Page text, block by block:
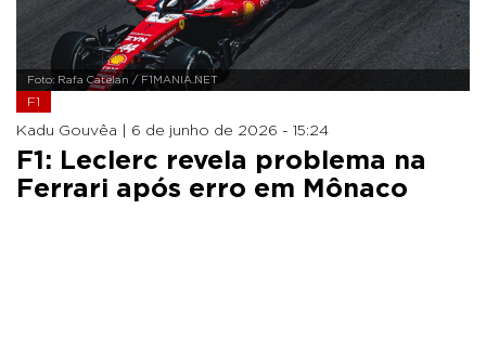
Foto: Rafa Catelan / F1MANIA.NET
F1
Kadu Gouvêa | 6 de junho de 2026 - 15:24
F1: Leclerc revela problema na
Ferrari após erro em Mônaco